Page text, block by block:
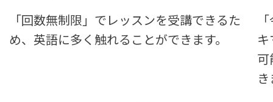
「回数無制限」でレッスンを受講できるた
め、英語に多く触れることができます。